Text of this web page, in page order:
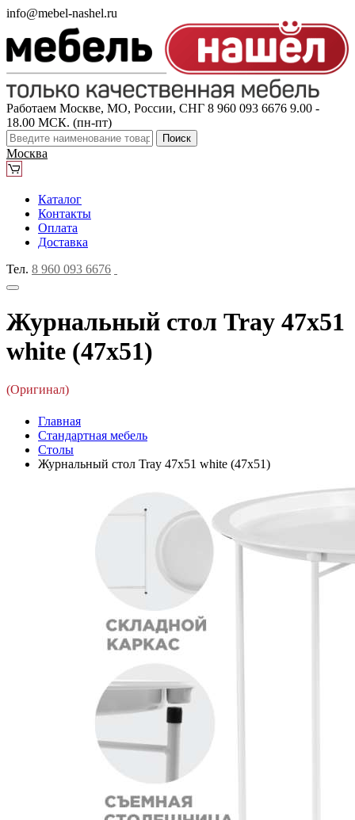
info@mebel-nashel.ru
Работаем Москве, МО, России, СНГ 8 960 093 6676 9.00 -
18.00 МСК. (пн-пт)
Поиск
Москва
Каталог
Контакты
Оплата
Доставка
Тел. 8 960 093 6676
Журнальный стол Tray 47х51
white (47x51)
(Оригинал)
Главная
Стандартная мебель
Столы
Журнальный стол Tray 47х51 white (47x51)